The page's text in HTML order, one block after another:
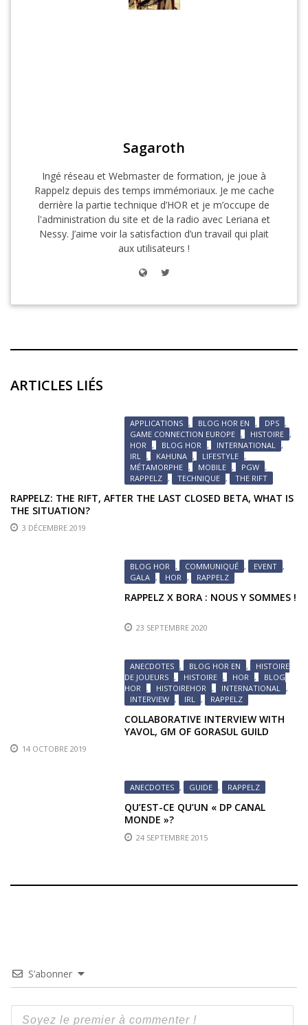
Sagaroth
Ingé réseau et Webmaster de formation, je joue à
Rappelz depuis des temps immémoriaux. Je me cache
derrière la partie technique d’HOR et je m’occupe de
l'administration du site et de la radio avec Leriana et
Nessy. J’aime voir la satisfaction d’un travail qui plait
aux utilisateurs !
ARTICLES LIÉS
APPLICATIONS , BLOG HOR EN , DPS ,
GAME CONNECTION EUROPE , HISTOIRE ,
HOR , BLOG HOR , INTERNATIONAL ,
IRL , KAHUNA , LIFESTYLE ,
MÉTAMORPHE , MOBILE , PGW ,
RAPPELZ , TECHNIQUE , THE RIFT
RAPPELZ: THE RIFT, AFTER THE LAST CLOSED BETA, WHAT IS
THE SITUATION?
3 DÉCEMBRE 2019
BLOG HOR , COMMUNIQUÉ , EVENT ,
GALA , HOR , RAPPELZ
RAPPELZ X BORA : NOUS Y SOMMES !
23 SEPTEMBRE 2020
ANECDOTES , BLOG HOR EN ,
HISTOIRE
DE JOUEURS , HISTOIRE , HOR ,
BLOG
HOR
, HISTOIREHOR , INTERNATIONAL
,
INTERVIEW , IRL , RAPPELZ
COLLABORATIVE INTERVIEW WITH
YAVOL, GM OF GORASUL GUILD
14 OCTOBRE 2019
ANECDOTES , GUIDE , RAPPELZ
QU’EST-CE QU’UN « DP CANAL
MONDE »?
24 SEPTEMBRE 2015
S’abonner